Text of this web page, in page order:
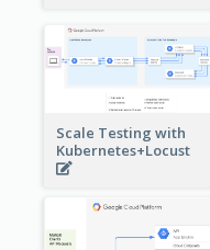
Scale Testing with
Kubernetes+Locust